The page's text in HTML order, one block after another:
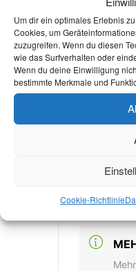
Um dir ein optimales Erlebnis
Cookies, um
zuzugreifen. Wenn du diesen
wie das Surfverhalten oder
Wenn du deine Einwilligung
bestimmte Merkmale und
Cookie-Richtlinie
21